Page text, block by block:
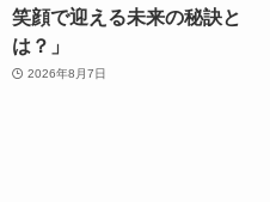
笑顔で迎える未来の秘訣と
は？」
2026年8月7日